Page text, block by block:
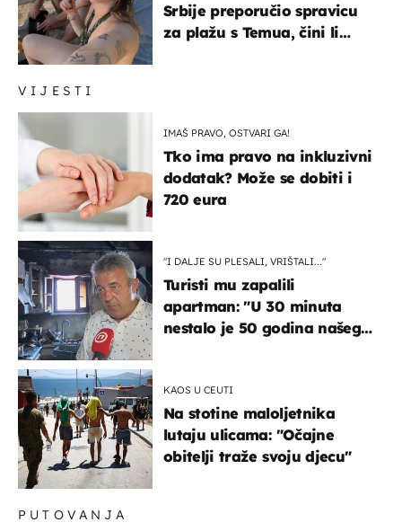
VIJESTI
IMAŠ PRAVO, OSTVARI GA!
Tko ima pravo na inkluzivni
dodatak? Može se dobiti i
720 eura
"I DALJE SU PLESALI, VRIŠTALI..."
Turisti mu zapalili
apartman: "U 30 minuta
nestalo je 50 godina našeg
KAOS U CEUTI
Na stotine maloljetnika
lutaju ulicama: "Očajne
obitelji traže svoju djecu"
Srbije preporučio spravicu
za plažu s Temua, čini li
PUTOVANJA